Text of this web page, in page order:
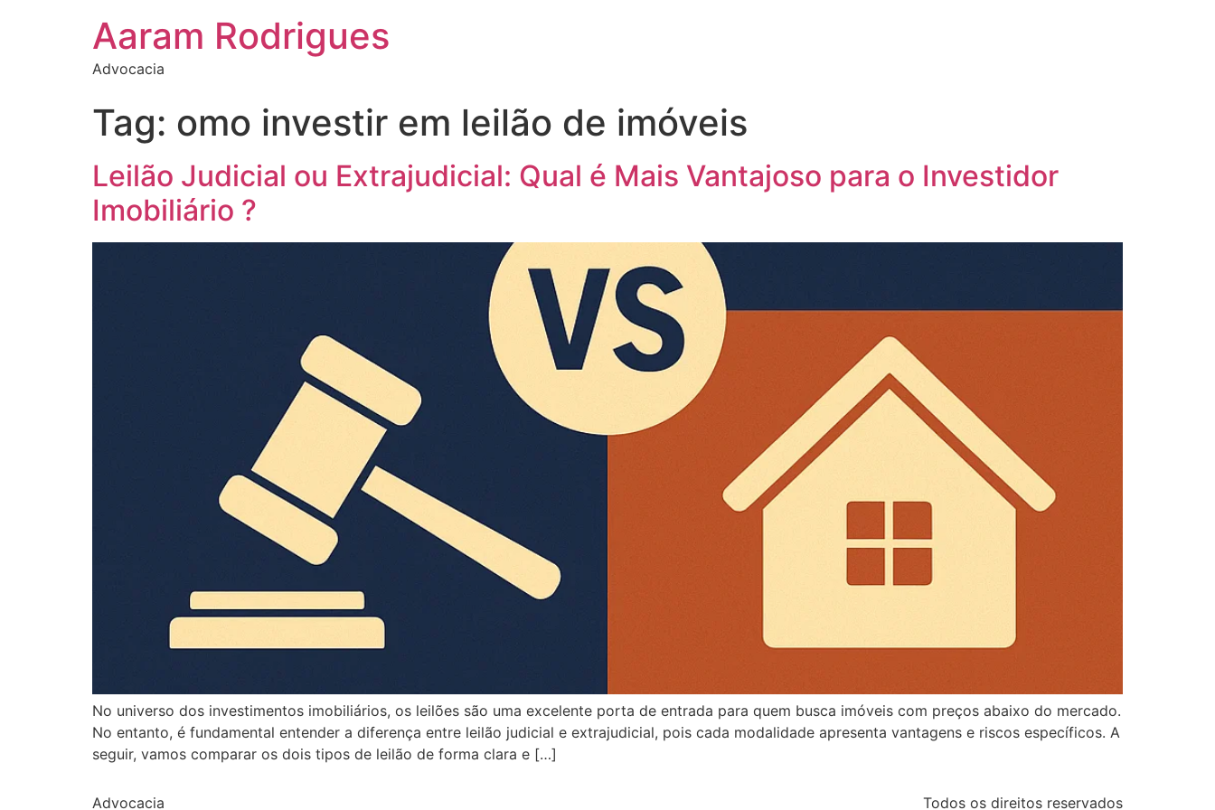
Aaram Rodrigues
Advocacia
Tag: omo investir em leilão de imóveis
Leilão Judicial ou Extrajudicial: Qual é Mais Vantajoso para o Investidor
Imobiliário ?
No universo dos investimentos imobiliários, os leilões são uma excelente porta de entrada para quem busca imóveis com preços abaixo do mercado.
No entanto, é fundamental entender a diferença entre leilão judicial e extrajudicial, pois cada modalidade apresenta vantagens e riscos específicos. A
seguir, vamos comparar os dois tipos de leilão de forma clara e […]
Advocacia Todos os direitos reservados